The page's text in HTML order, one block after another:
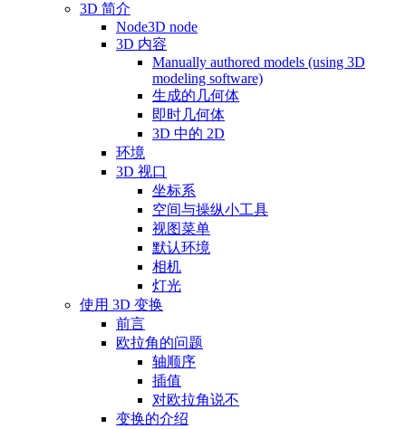
3D 简介
Node3D node
3D 内容
Manually authored models (using 3D
modeling software)
生成的几何体
即时几何体
3D 中的 2D
环境
3D 视口
坐标系
空间与操纵小工具
视图菜单
默认环境
相机
灯光
使用 3D 变换
前言
欧拉角的问题
轴顺序
插值
对欧拉角说不
变换的介绍